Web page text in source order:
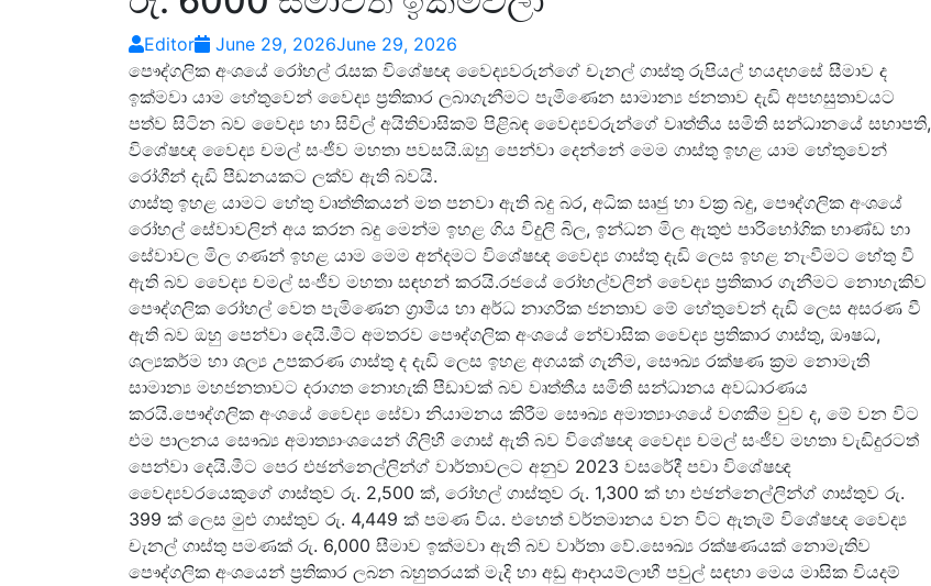
Editor June 29, 2026June 29, 2026
පෞද්ගලික අංශයේ රෝහල් රැසක විශේෂඥ වෛද්‍යවරුන්ගේ චැනල් ගාස්තු රුපියල් හයදහසේ සීමාව ද
ඉක්මවා යාම හේතුවෙන් වෛද්‍ය ප්‍රතිකාර ලබාගැනීමට පැමිණෙන සාමාන්‍ය ජනතාව දැඩි අපහසුතාවයට
පත්ව සිටින බව වෛද්‍ය හා සිවිල් අයිතිවාසිකම් පිළිබඳ වෛද්‍යවරුන්ගේ වෘත්තීය සමිති සන්ධානයේ සභාපති,
විශේෂඥ වෛද්‍ය චමල් සංජීව මහතා පවසයි.ඔහු පෙන්වා දෙන්නේ මෙම ගාස්තු ඉහළ යාම හේතුවෙන්
රෝගීන් දැඩි පීඩනයකට ලක්ව ඇති බවයි.
ගාස්තු ඉහළ යාමට හේතු වෘත්තිකයන් මත පනවා ඇති බදු බර, අධික සෘජු හා වක්‍ර බදු, පෞද්ගලික අංශයේ
රෝහල් සේවාවලින් අය කරන බදු මෙන්ම ඉහළ ගිය විදුලි බිල, ඉන්ධන මිල ඇතුළු පාරිභෝගික භාණ්ඩ හා
සේවාවල මිල ගණන් ඉහළ යාම මෙම අන්දමට විශේෂඥ වෛද්‍ය ගාස්තු දැඩි ලෙස ඉහළ නැංවීමට හේතු වී
ඇති බව වෛද්‍ය චමල් සංජීව මහතා සඳහන් කරයි.රජයේ රෝහල්වලින් වෛද්‍ය ප්‍රතිකාර ගැනීමට නොහැකිව
පෞද්ගලික රෝහල් වෙත පැමිණෙන ග්‍රාමීය හා අර්ධ නාගරික ජනතාව මේ හේතුවෙන් දැඩි ලෙස අසරණ වී
ඇති බව ඔහු පෙන්වා දෙයි.මීට අමතරව පෞද්ගලික අංශයේ නේවාසික වෛද්‍ය ප්‍රතිකාර ගාස්තු, ඖෂධ,
ශල්‍යකර්ම හා ශල්‍ය උපකරණ ගාස්තු ද දැඩි ලෙස ඉහළ අගයක් ගැනීම, සෞඛ්‍ය රක්ෂණ ක්‍රම නොමැති
සාමාන්‍ය මහජනතාවට දරාගත නොහැකි පීඩාවක් බව වෘත්තීය සමිති සන්ධානය අවධාරණය
කරයි.පෞද්ගලික අංශයේ වෛද්‍ය සේවා නියාමනය කිරීම සෞඛ්‍ය අමාත්‍යාංශයේ වගකීම වුව ද, මේ වන විට
එම පාලනය සෞඛ්‍ය අමාත්‍යාංශයෙන් ගිලිහී ගොස් ඇති බව විශේෂඥ වෛද්‍ය චමල් සංජීව මහතා වැඩිදුරටත්
පෙන්වා දෙයි.මීට පෙර එඡන්නෙල්ලින්ග් වාර්තාවලට අනුව 2023 වසරේදී පවා විශේෂඥ
වෛද්‍යවරයෙකුගේ ගාස්තුව රු. 2,500 ක්, රෝහල් ගාස්තුව රු. 1,300 ක් හා එඡන්නෙල්ලින්ග් ගාස්තුව රු.
399 ක් ලෙස මුළු ගාස්තුව රු. 4,449 ක් පමණ විය. එහෙත් වර්තමානය වන විට ඇතැම් විශේෂඥ වෛද්‍ය
චැනල් ගාස්තු පමණක් රු. 6,000 සීමාව ඉක්මවා ඇති බව වාර්තා වේ.සෞඛ්‍ය රක්ෂණයක් නොමැතිව
පෞද්ගලික අංශයෙන් ප්‍රතිකාර ලබන බහුතරයක් මැදි හා අඩු ආදායම්ලාභී පවුල් සඳහා මෙය මාසික වියදම්